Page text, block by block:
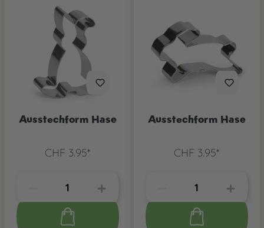
Ausstechform Hase
CHF 3.95*
Ausstechform Hase
CHF 3.95*